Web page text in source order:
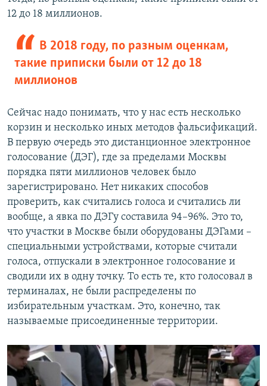
12 до 18 миллионов.
В 2018 году, по разным оценкам,
такие приписки были от 12 до 18
миллионов
Сейчас надо понимать, что у нас есть несколько
корзин и несколько иных методов фальсификаций.
В первую очередь это дистанционное электронное
голосование (ДЭГ), где за пределами Москвы
порядка пяти миллионов человек было
зарегистрировано. Нет никаких способов
проверить, как считались голоса и считались ли
вообще, а явка по ДЭГу составила 94–96%. Это то,
что участки в Москве были оборудованы ДЭГами –
специальными устройствами, которые считали
голоса, отпускали в электронное голосование и
сводили их в одну точку. То есть те, кто голосовал в
терминалах, не были распределены по
избирательным участкам. Это, конечно, так
называемые присоединенные территории.